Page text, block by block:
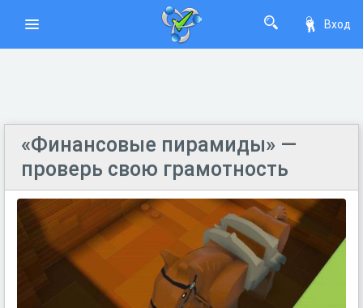
Вход
«Финансовые пирамиды» —
проверь свою грамотность